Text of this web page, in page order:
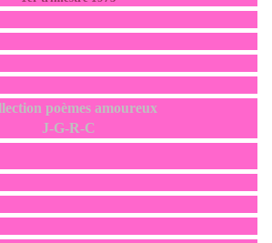
poèmes amoureux
J-G-R-C